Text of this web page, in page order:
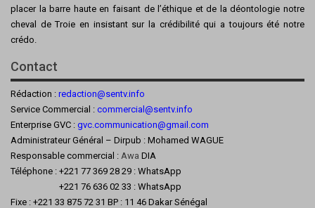
placer la barre haute en faisant de l’éthique et de la déontologie notre
cheval de Troie en insistant sur la crédibilité qui a toujours été notre
crédo.
Contact
Rédaction : redaction@sentv.info
Service Commercial : commercial@sentv.info
Enterprise GVC : gvc.communication@gmail.com
Administrateur Général – Dirpub : Mohamed WAGUE
Responsable commercial : Awa DIA
Téléphone : +221 77 369 28 29 : WhatsApp
+221 76 636 02 33 : WhatsApp
Fixe : +221 33 875 72 31 BP : 11 46 Dakar Sénégal